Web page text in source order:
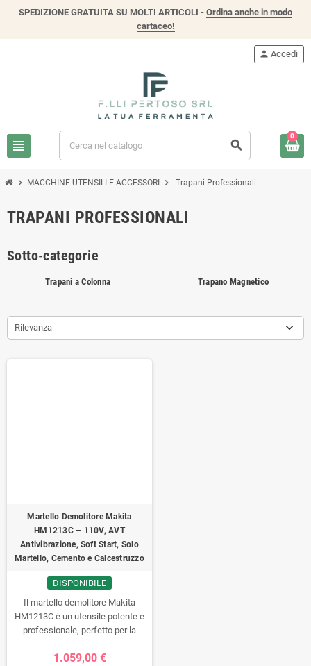
SPEDIZIONE GRATUITA SU MOLTI ARTICOLI - Ordina anche in modo
cartaceo!
view_headline search
person Accedi
0
chevron_right MACCHINE UTENSILI E ACCESSORI chevron_right Trapani Professionali
TRAPANI PROFESSIONALI
Sotto-categorie
Trapani a Colonna Trapano Magnetico
Rilevanza
Martello Demolitore Makita
HM1213C – 110V, AVT
Antivibrazione, Soft Start, Solo
Martello, Cemento e Calcestruzzo
DISPONIBILE
Il martello demolitore Makita
HM1213C è un utensile potente e
professionale, perfetto per la
calcestruzzo. Dotato di tecnologia
1.059,00 €